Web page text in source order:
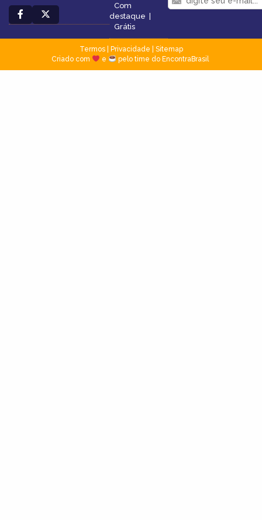
Com
destaque |
Grátis
Termos| Privacidade
Sitemap
Criado com
e pelo time do EncontraBrasil